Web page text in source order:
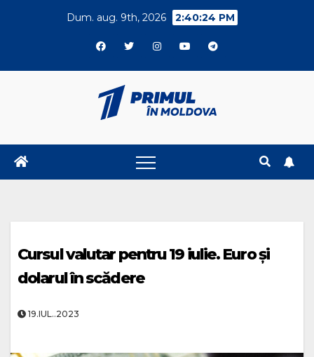
Dum. aug. 9th, 2026 2:40:24 PM
Cursul valutar pentru 19 iulie. Euro și
dolarul în scădere
19.IUL..2023